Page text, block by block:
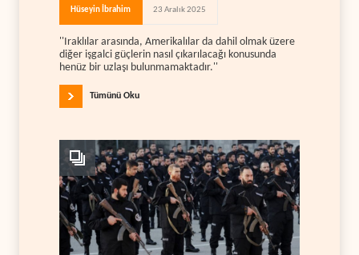
Hüseyin İbrahim 23 Aralık 2025
''Iraklılar arasında, Amerikalılar da dahil olmak üzere
diğer işgalci güçlerin nasıl çıkarılacağı konusunda
henüz bir uzlaşı bulunmamaktadır.''
Tümünü Oku